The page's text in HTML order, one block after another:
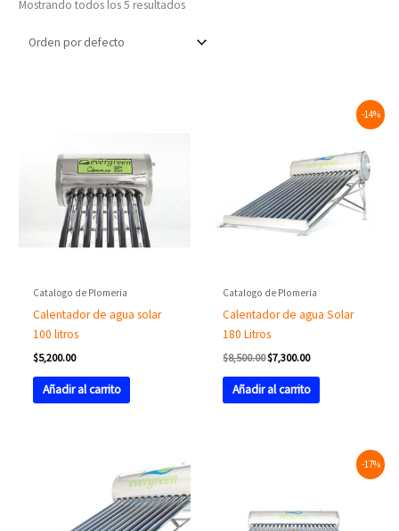
Mostrando todos los 5 resultados
Catalogo de Plomeria
Calentador de agua solar
100 litros
$5,200.00
Añadir al carrito
-14%
Catalogo de Plomeria
Calentador de agua Solar
180 Litros
$8,500.00$7,300.00
$7,300.00.
Añadir al carrito
-17%